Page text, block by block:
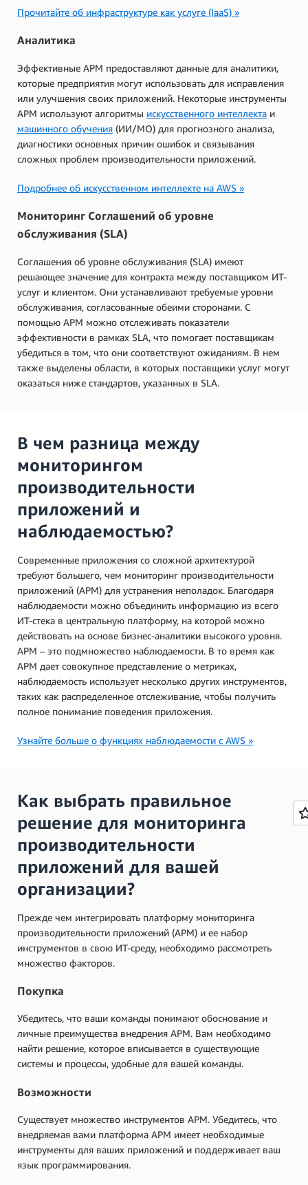
Прочитайте об инфраструктуре как услуге (IaaS) »
Аналитика
Эффективные APM предоставляют данные для аналитики,
которые предприятия могут использовать для исправления
или улучшения своих приложений. Некоторые инструменты
APM используют алгоритмы искусственного интеллекта и
машинного обучения (ИИ/МО) для прогнозного анализа,
диагностики основных причин ошибок и связывания
сложных проблем производительности приложений.
Подробнее об искусственном интеллекте на AWS »
Мониторинг Соглашений об уровне
обслуживания (SLA)
Соглашения об уровне обслуживания (SLA) имеют
решающее значение для контракта между поставщиком ИТ-
услуг и клиентом. Они устанавливают требуемые уровни
обслуживания, согласованные обеими сторонами. С
помощью APM можно отслеживать показатели
эффективности в рамках SLA, что помогает поставщикам
убедиться в том, что они соответствуют ожиданиям. В нем
также выделены области, в которых поставщики услуг могут
оказаться ниже стандартов, указанных в SLA.
В чем разница между
мониторингом
производительности
приложений и
наблюдаемостью?
Современные приложения со сложной архитектурой
требуют большего, чем мониторинг производительности
приложений (APM) для устранения неполадок. Благодаря
наблюдаемости можно объединить информацию из всего
ИТ-стека в центральную платформу, на которой можно
действовать на основе бизнес-аналитики высокого уровня.
APM – это подмножество наблюдаемости. В то время как
APM дает совокупное представление о метриках,
наблюдаемость использует несколько других инструментов,
таких как распределенное отслеживание, чтобы получить
полное понимание поведения приложения.
Узнайте больше о функциях наблюдаемости с AWS »
Как выбрать правильное
решение для мониторинга
производительности
приложений для вашей
организации?
Прежде чем интегрировать платформу мониторинга
производительности приложений (APM) и ее набор
инструментов в свою ИТ-среду, необходимо рассмотреть
множество факторов.
Покупка
Убедитесь, что ваши команды понимают обоснование и
личные преимущества внедрения APM. Вам необходимо
найти решение, которое вписывается в существующие
системы и процессы, удобные для вашей команды.
Возможности
Существует множество инструментов APM. Убедитесь, что
внедряемая вами платформа APM имеет необходимые
инструменты для ваших приложений и поддерживает ваш
язык программирования.